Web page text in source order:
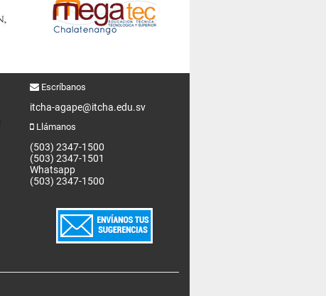
Escríbanos
itcha-agape@itcha.edu.sv
Llámanos
(503) 2347-1500
(503) 2347-1501
Whatsapp
(503) 2347-1500